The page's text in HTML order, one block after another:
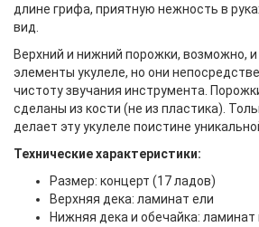
длине грифа, приятную нежность в
вид.
Верхний и нижний порожки, возможно,
элементы укулеле, но они
чистоту звучания инструмента.
сделаны из кости (не из пластика).
делает эту укулеле поистине
Технические характеристики:
Размер: концерт (17 ладов)
Верхняя дека: ламинат ели
Нижняя дека и обечайка: ламинат